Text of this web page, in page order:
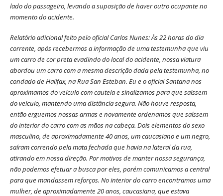
lado do passageiro, levando a suposição de haver outro ocupante no
momento do acidente.
Relatório adicional feito pelo oficial Carlos Nunes: Às 22 horas do dia
corrente, após recebermos a informação de uma testemunha que viu
um carro de cor preta evadindo do local do acidente, nossa viatura
abordou um carro com a mesma descrição dada pela testemunha, no
condado de Halifax, na Rua San Esteban. Eu e o oficial Santana nos
aproximamos do veículo com cautela e sinalizamos para que saíssem
do veículo, mantendo uma distância segura. Não houve resposta,
então erguemos nossas armas e novamente ordenamos que saíssem
do interior do carro com as mãos na cabeça. Dois elementos do sexo
masculino, de aproximadamente 40 anos, um caucasiano e um negro,
saíram correndo pela mata fechada que havia na lateral da rua,
atirando em nossa direção. Por motivos de manter nossa segurança,
não podemos efetuar a busca por eles, porém comunicamos a central
para que mandassem reforços. No interior do carro encontramos uma
mulher, de aproximadamente 20 anos, caucasiana, que estava